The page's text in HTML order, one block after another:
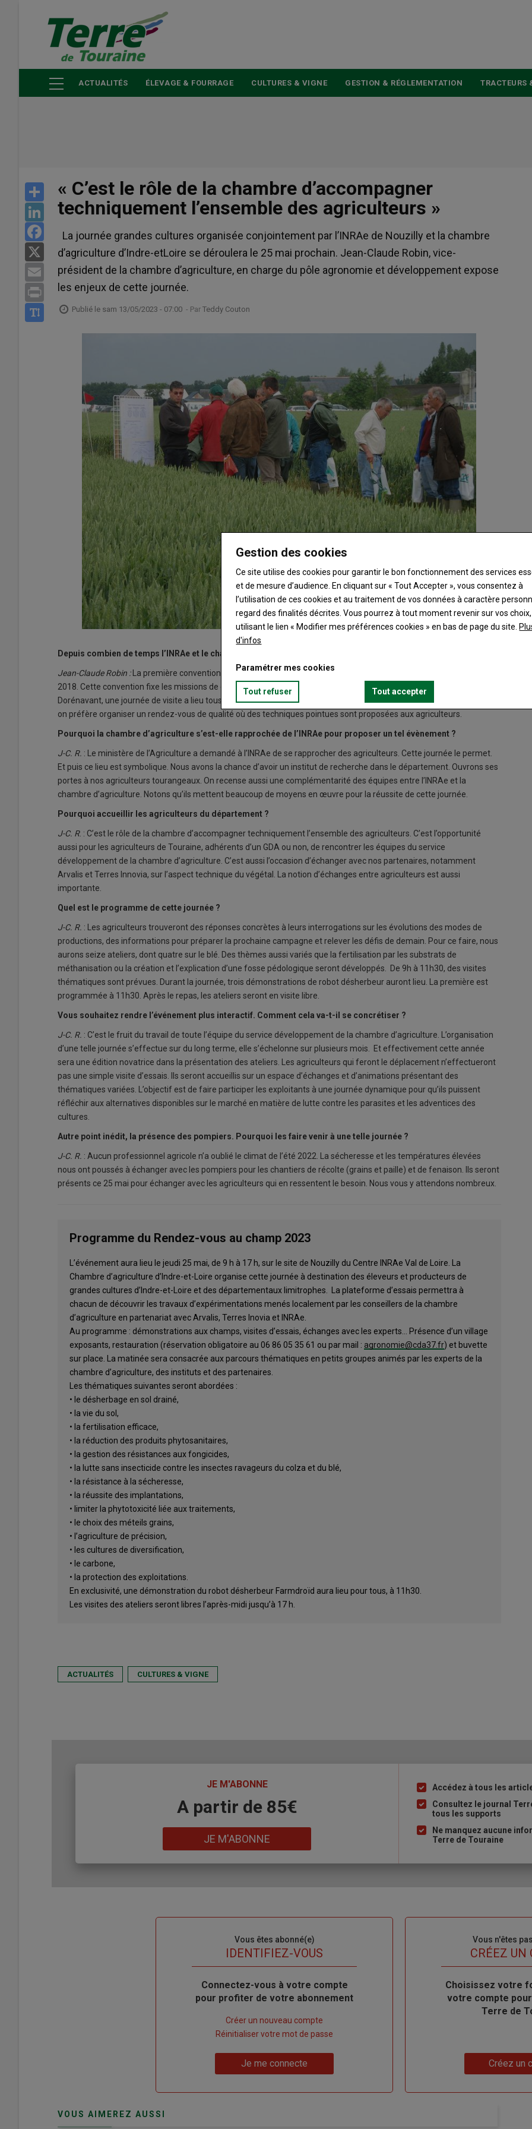
principal
ACTUALITÉS ÉLEVAGE & FOURRAGE CULTURES & VIGNE GESTION & RÉGLEMENTATION TRACTEURS
Share
LinkedIn
Facebook
Email
Print
« C’est le rôle de la chambre d’accompagner
techniquement l’ensemble des agriculteurs »
La journée grandes cultures organisée conjointement par l’INRAe de Nouzilly et la chambre
d’agriculture d’Indre-etLoire se déroulera le 25 mai prochain. Jean-Claude Robin, vice-
président de la chambre d’agriculture, en charge du pôle agronomie et développement expose
les enjeux de cette journée.
Publié le sam 13/05/2023 - 07:00 - Par Teddy Couton
Depuis combien de temps l’INRAe et le chambre d’agriculture conduisent-ils des expérimentations communes ?
Jean-Claude Robin :La première convention signée entre la chambre d’agriculture et l’INRAe de Nouzilly remonte à
2018. Cette convention fixe les missions de chacun. Il n’y a aucune raison de penser que ce partenariat s’arrête.
Dorénavant, une journée de visite a lieu tous les deux ans. Il n’y a pas forcément de nouveautés chaque année. Et puis
on préfère organiser un rendez-vous de qualité où des techniques pointues sont proposées aux agriculteurs.
Pourquoi la chambre d’agriculture s’est-elle rapprochée de l’INRAe pour proposer un tel évènement ?
J-C. R. : Le ministère de l’Agriculture a demandé à l’INRAe de se rapprocher des agriculteurs. Cette journée le permet.
Et puis ce lieu est symbolique. Nous avons la chance d’avoir un institut de recherche dans le département. Ouvrons ses
portes à nos agriculteurs tourangeaux. On recense aussi une complémentarité des équipes entre l’INRAe et la
chambre d’agriculture. Notons qu’ils mettent beaucoup de moyens en œuvre pour la réussite de cette journée.
Pourquoi accueillir les agriculteurs du département ?
J-C. R. : C’est le rôle de la chambre d’accompagner techniquement l’ensemble des agriculteurs. C’est l’opportunité
aussi pour les agriculteurs de Touraine, adhérents d’un GDA ou non, de rencontrer les équipes du service
développement de la chambre d’agriculture. C’est aussi l’occasion d’échanger avec nos partenaires, notamment
Arvalis et Terres Innovia, sur l’aspect technique du végétal. La notion d’échanges entre agriculteurs est aussi
importante.
Quel est le programme de cette journée ?
J-C. R. : Les agriculteurs trouveront des réponses concrètes à leurs interrogations sur les évolutions des modes de
productions, des informations pour préparer la prochaine campagne et relever les défis de demain. Pour ce faire, nous
aurons seize ateliers, dont quatre sur le blé. Des thèmes aussi variés que la fertilisation par les substrats de
méthanisation ou la création et l’explication d’une fosse pédologique seront développés. De 9h à 11h30, des visites
thématiques sont prévues. Durant la journée, trois démonstrations de robot désherbeur auront lieu. La première est
programmée à 11h30. Après le repas, les ateliers seront en visite libre.
Vous souhaitez rendre l’événement plus interactif. Comment cela va-t-il se concrétiser ?
J-C. R. : C’est le fruit du travail de toute l’équipe du service développement de la chambre d’agriculture. L’organisation
d’une telle journée s’effectue sur du long terme, elle s’échelonne sur plusieurs mois. Et effectivement cette année
sera une édition novatrice dans la présentation des ateliers. Les agriculteurs qui feront le déplacement n’effectueront
pas une simple visite d’essais. Ils seront accueillis sur un espace d’échanges et d’animations présentant des
thématiques variées. L’objectif est de faire participer les exploitants à une journée dynamique pour qu’ils puissent
réfléchir aux alternatives disponibles sur le marché en matière de lutte contre les parasites et les adventices des
cultures.
Autre point inédit, la présence des pompiers. Pourquoi les faire venir à une telle journée ?
J-C. R. : Aucun professionnel agricole n’a oublié le climat de l’été 2022. La sécheresse et les températures élevées
nous ont poussés à échanger avec les pompiers pour les chantiers de récolte (grains et paille) et de fenaison. Ils seront
présents ce 25 mai pour échanger avec les agriculteurs qui en ressentent le besoin. Nous vous y attendons nombreux.
Programme du Rendez-vous au champ 2023
L’événement aura lieu le jeudi 25 mai, de 9 h à 17 h, sur le site de Nouzilly du Centre INRAe Val de Loire. La
Chambre d’agriculture d’Indre-et-Loire organise cette journée à destination des éleveurs et producteurs de
grandes cultures d’Indre-et-Loire et des départementaux limitrophes. La plateforme d’essais permettra à
chacun de découvrir les travaux d’expérimentations menés localement par les conseillers de la chambre
d’agriculture en partenariat avec Arvalis, Terres Inovia et INRAe.
Au programme : démonstrations aux champs, visites d’essais, échanges avec les experts… Présence d’un village
exposants, restauration (réservation obligatoire au 06 86 05 35 61 ou par mail : agronomie@cda37.fr) et buvette
sur place. La matinée sera consacrée aux parcours thématiques en petits groupes animés par les experts de la
chambre d’agriculture, des instituts et des partenaires.
Les thématiques suivantes seront abordées :
• le désherbage en sol drainé,
• la vie du sol,
• la fertilisation efficace,
• la réduction des produits phytosanitaires,
• la gestion des résistances aux fongicides,
• la lutte sans insecticide contre les insectes ravageurs du colza et du blé,
• la résistance à la sécheresse,
• la réussite des implantations,
• limiter la phytotoxicité liée aux traitements,
• le choix des méteils grains,
• l’agriculture de précision,
• les cultures de diversification,
• le carbone,
• la protection des exploitations.
En exclusivité, une démonstration du robot désherbeur Farmdroïd aura lieu pour tous, à 11h30.
Les visites des ateliers seront libres l’après-midi jusqu’à 17 h.
ACTUALITÉS CULTURES & VIGNE
JE M'ABONNE
A partir de 85€
JE M'ABONNE
Liste
à
puce
Accédez à tous les
Consultez le journal
tous les supports
Ne manquez aucune
Terre de Touraine
Vous êtes abonné(e)
IDENTIFIEZ-VOUS
Body
Connectez-vous à votre compte
pour profiter de votre abonnement
compte"
Créer un nouveau compte
Réinitialiser votre mot de passe
Je me connecte
Vous n'êtes
TITRECRÉEZ UN
Body
Choisissez votre
votre compte
Terre de
Créez un
VOUS AIMEREZ AUSSI
Gestion des cookies
Ce site utilise des cookies pour garantir le bon fonctionnement des services
et de mesure d’audience. En cliquant sur « Tout Accepter », vous consentez à
l’utilisation de ces cookies et au traitement de vos données à caractère
regard des finalités décrites. Vous pourrez à tout moment revenir sur vos
utilisant le lien « Modifier mes préférences cookies » en bas de page du site.
d'infos
Paramétrer mes cookies
Tout refuser Tout accepter